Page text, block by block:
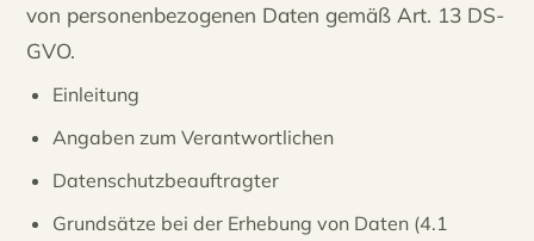
von personenbezogenen Daten gemäß Art. 13 DS-
GVO.
Einleitung
Angaben zum Verantwortlichen
Datenschutzbeauftragter
Grundsätze bei der Erhebung von Daten (4.1